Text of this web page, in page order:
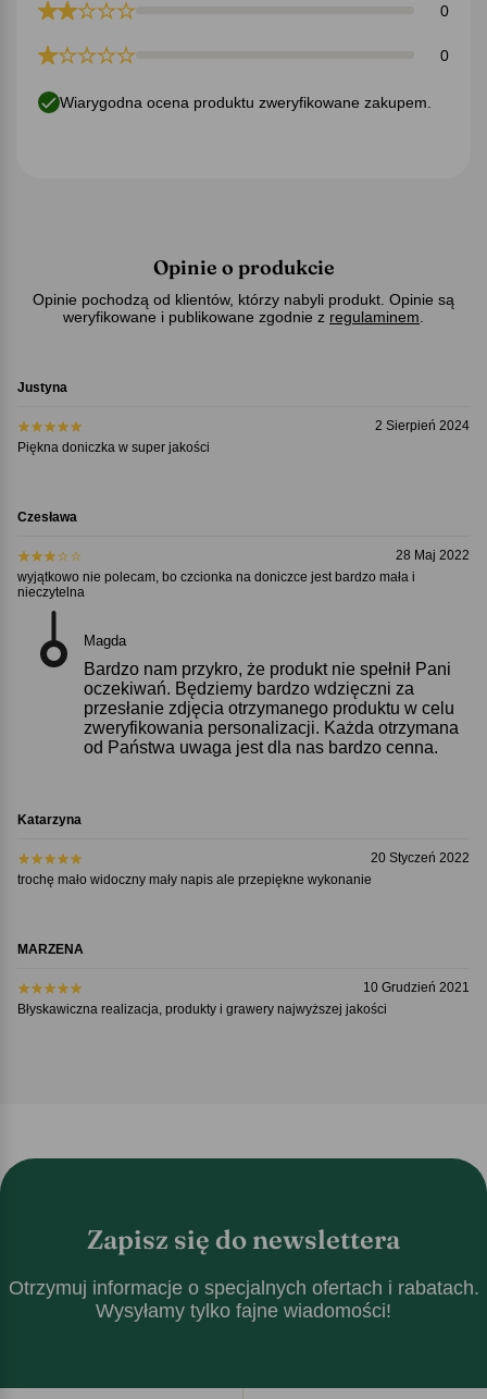
0
0
Wiarygodna ocena produktu zweryfikowane zakupem.
Opinie o produkcie
Opinie pochodzą od klientów, którzy nabyli produkt. Opinie są
weryfikowane i publikowane zgodnie z regulaminem
Justyna
2 Sierpień 2024
Piękna doniczka w super jakości
Czesława
28 Maj 2022
wyjątkowo nie polecam, bo czcionka na doniczce jest bardzo mała i
nieczytelna
Magda
Bardzo nam przykro, że produkt nie spełnił Pani
oczekiwań. Będziemy bardzo wdzięczni za
przesłanie zdjęcia otrzymanego produktu w celu
zweryfikowania personalizacji. Każda otrzymana
od Państwa uwaga jest dla nas bardzo cenna.
Katarzyna
20 Styczeń 2022
trochę mało widoczny mały napis ale przepiękne wykonanie
MARZENA
10 Grudzień 2021
Błyskawiczna realizacja, produkty i grawery najwyższej jakości
Zapisz się do newslettera
Otrzymuj informacje o specjalnych ofertach i rabatach.
Wysyłamy tylko fajne wiadomości!